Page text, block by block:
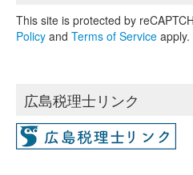
This site is protected by
Policy and Terms of Service apply.
広島税理士リンク